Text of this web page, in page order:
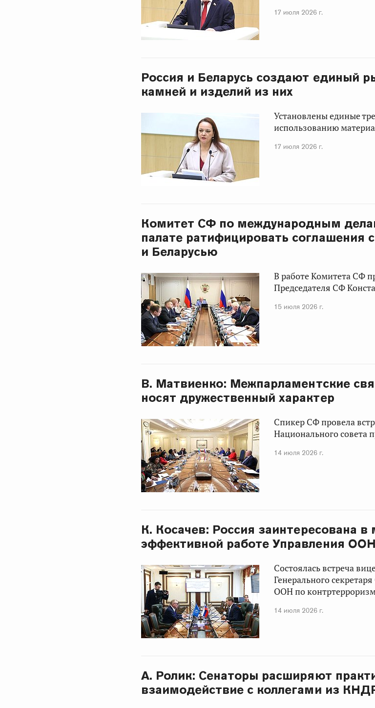
17 июля 2026 г.
Россия и Беларусь создают единый
камней и изделий из них
Установлены единые
использованию
17 июля 2026 г.
Комитет СФ по международным
палате ратифицировать соглашения
и Беларусью
В работе Комитета СФ
Председателя СФ
15 июля 2026 г.
В. Матвиенко: Межпарламентские
носят дружественный характер
Спикер СФ провела
Национального совета
14 июля 2026 г.
К. Косачев: Россия заинтересована
эффективной работе Управления
Состоялась встреча
Генерального
ООН по
14 июля 2026 г.
А. Ролик: Сенаторы расширяют
взаимодействие с коллегами из